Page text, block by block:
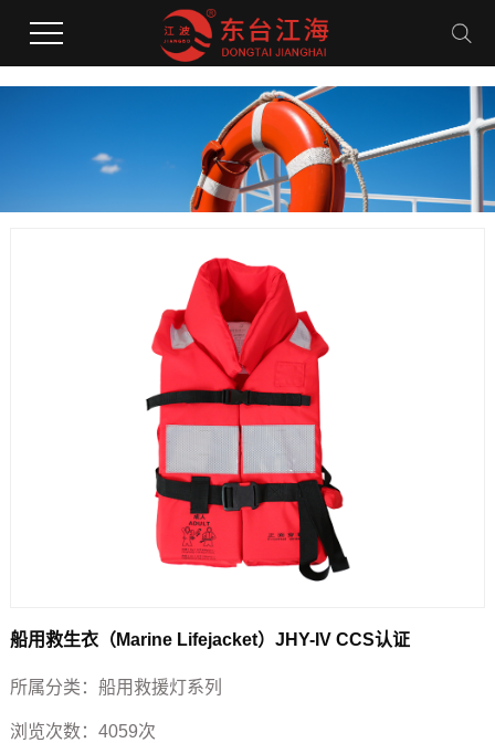
船用救生衣（Marine Lifejacket）JHY-IV CCS认证
所属分类： 船用救援灯系列
浏览次数： 4059次